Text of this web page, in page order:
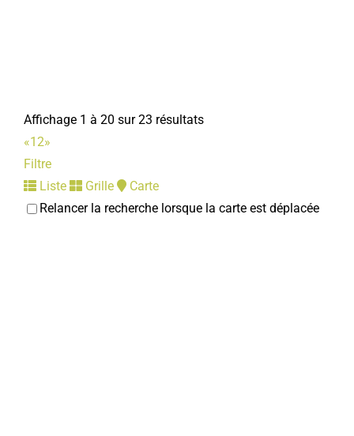
Affichage 1 à 20 sur 23 résultats
«12»
Filtre
Liste
Grille
Carte
Relancer la recherche lorsque la carte est déplacée